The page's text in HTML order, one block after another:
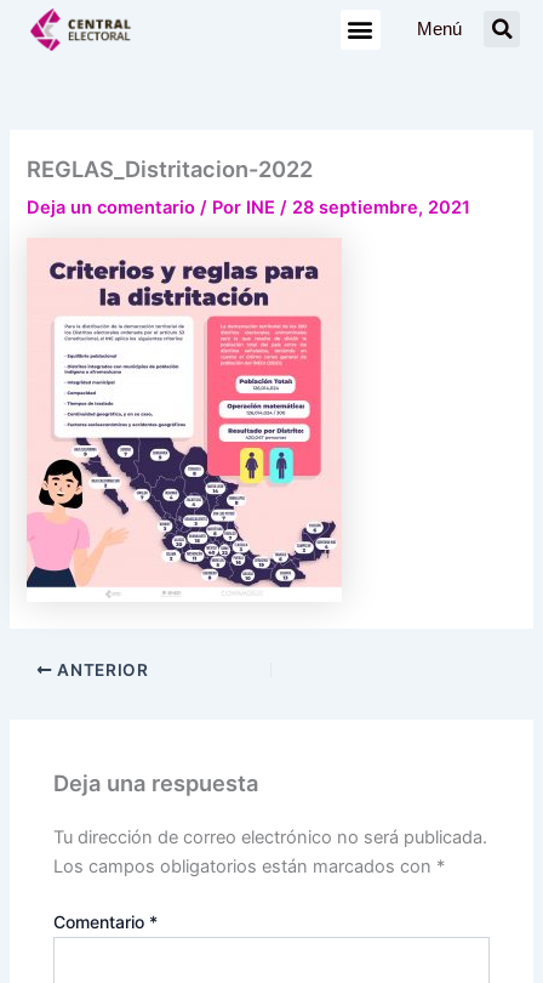
Menú
REGLAS_Distritacion-2022
Deja un comentario / Por INE/ 28 septiembre, 2021
ANTERIOR
Deja una respuesta
Tu dirección de correo electrónico no será publicada.
Los campos obligatorios están marcados con *
Comentario *